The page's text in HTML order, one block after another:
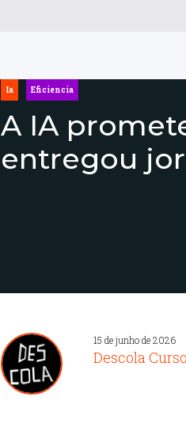
Ia Eficiencia
A IA
entregou
15 de junho de 2026
Descola